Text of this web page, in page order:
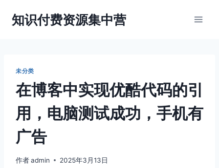
知识付费资源集中营
未分类
在博客中实现优酷代码的引
用，电脑测试成功，手机有
广告
作者admin 2025年3月13日